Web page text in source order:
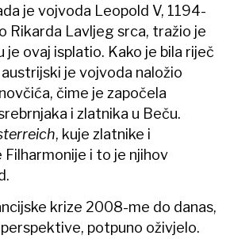
je vojvoda Leopold V, 1194-
Rikarda Lavljeg srca, tražio je
je ovaj isplatio. Kako je bila riječ
je vojvoda naložio
čime je započela
i zlatnika u Beču.
, kuje zlatnike i
i to je njihov
krize 2008-me do danas,
potpuno oživjelo.